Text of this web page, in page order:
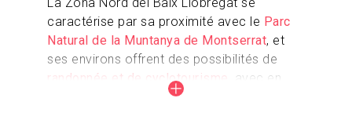
caractérise par sa proximité avec le Parc
Natural de la Muntanya de Montserrat, et
ses environs offrent des possibilités de
randonnée et de cyclotourisme
, avec en
particulier l'Eix de Ponent, qui commence à